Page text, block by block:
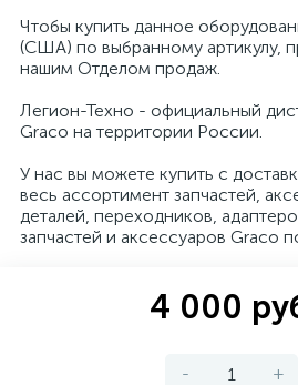
Чтобы купить данное
(США) по выбранному артикулу,
нашим Отделом продаж.
Легион-Техно - официальный
Graco на территории России.
У нас вы можете купить с
весь ассортимент запчастей,
деталей, переходников,
запчастей и аксессуаров Graco
4 000
- +